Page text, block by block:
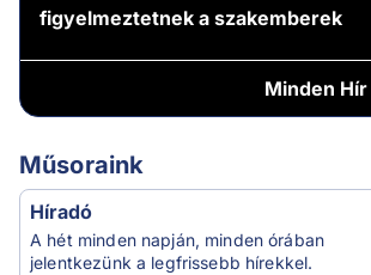
figyelmeztetnek a szakemberek
Minden
Műsoraink
Híradó
A hét minden napján, minden órában
jelentkezünk a legfrissebb hírekkel.